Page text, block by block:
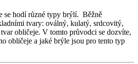
se hodí různé typy brýlí. Běžně
tvary: oválný, kulatý, srdcovitý,
obličeje. V tomto průvodci se dozvíte,
obličeje a jaké brýle jsou pro tento typ